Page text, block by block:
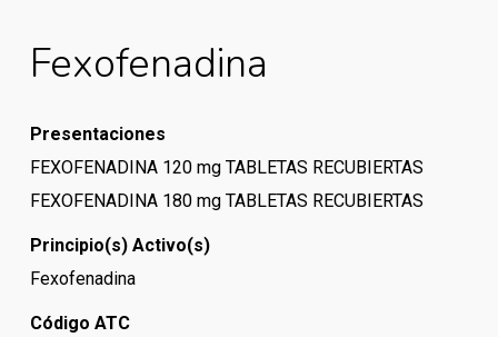
Fexofenadina
Presentaciones
FEXOFENADINA 120 mg TABLETAS RECUBIERTAS
FEXOFENADINA 180 mg TABLETAS RECUBIERTAS
Principio(s) Activo(s)
Fexofenadina
Código ATC